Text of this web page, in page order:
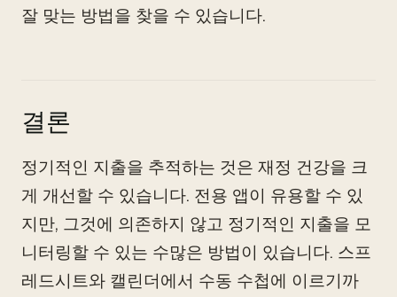
잘 맞는 방법을 찾을 수 있습니다.
결론
정기적인 지출을 추적하는 것은 재정 건강을 크
게 개선할 수 있습니다. 전용 앱이 유용할 수 있
지만, 그것에 의존하지 않고 정기적인 지출을 모
니터링할 수 있는 수많은 방법이 있습니다. 스프
레드시트와 캘린더에서 수동 수첩에 이르기까